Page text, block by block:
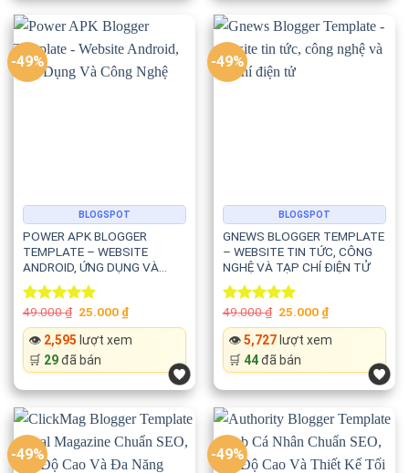
⚡ Hình ảnh Thumbnail chất lượng cao
⚡ Hiệu suất tối ưu trên thiết bị di động
bị
Template hiển thị đẹp trên:
📱 Điện thoại
📲 Máy tính bảng
💻 Laptop
🖥️ Máy tính để bàn
Người dùng có thể xem video với trải nghiệm tối ưu trên mọi
-49%
BLOGSPOT
POWER APK BLOGGER
TEMPLATE – WEBSITE
ANDROID, ỨNG DỤNG VÀ
CÔNG NGHỆ
Rated5.00
out of 5
49.000₫ Original
was:
49.000 ₫.
25.000 ₫Current
price
is:
25.000 ₫.
👁️ 2,595 lượt xem
🛒 29đã bán
-49%
BLOGSPOT
GNEWS BLOGGER TEMPLATE
– WEBSITE TIN TỨC, CÔNG
NGHỆ VÀ TẠP CHÍ ĐIỆN TỬ
Rated5.00
out of 5
49.000₫ Original
was:
49.000 ₫.
25.000 ₫Current
price
is:
25.000 ₫.
👁️5,727lượt xem
🛒 44đã bán
-49% -49%